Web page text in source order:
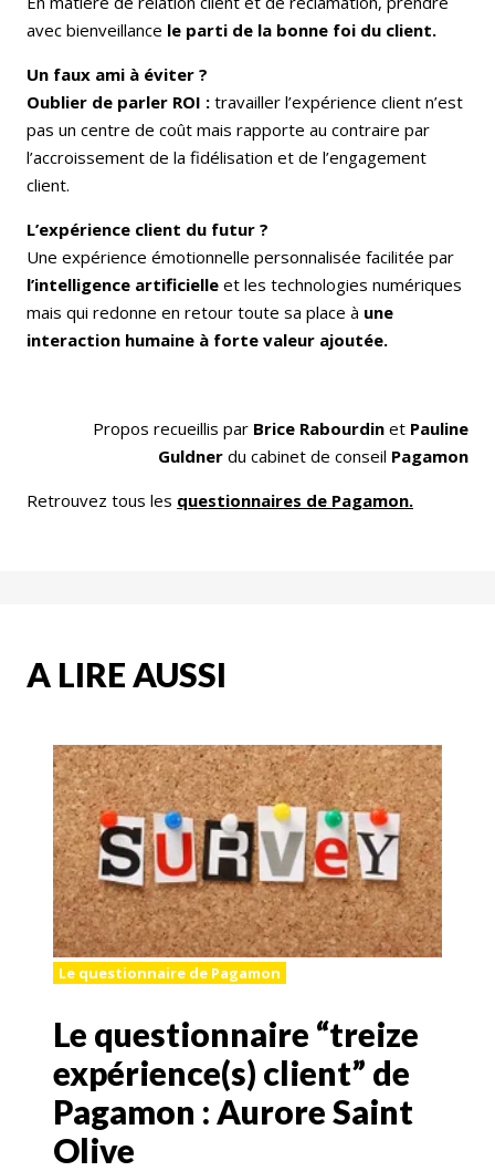
avec bienveillance le parti de la bonne foi du client.
Un faux ami à éviter ?
Oublier de parler ROI : travailler l’expérience client n’est
pas un centre de coût mais rapporte au contraire par
l’accroissement de la fidélisation et de l’engagement
client.
L’expérience client du futur ?
Une expérience émotionnelle personnalisée facilitée par
l’intelligence artificielle et les technologies numériques
mais qui redonne en retour toute sa place à une
interaction humaine à forte valeur ajoutée.
Propos recueillis par Brice Rabourdin et Pauline
Guldner du cabinet de conseil Pagamon
Retrouvez tous les questionnaires de Pagamon.
A LIRE AUSSI
Le questionnaire de Pagamon
Le questionnaire “treize
expérience(s) client” de
Pagamon : Aurore Saint
Olive